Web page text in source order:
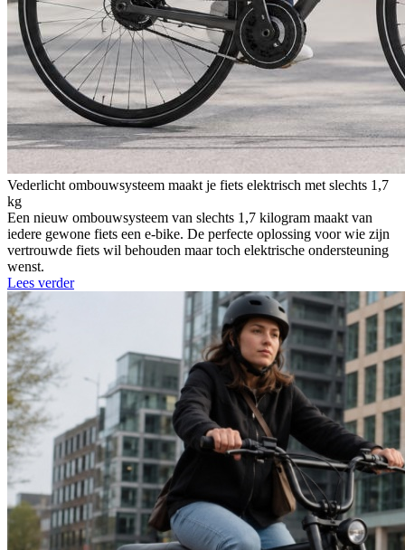
Vederlicht ombouwsysteem maakt je fiets elektrisch met slechts 1,7
kg
Een nieuw ombouwsysteem van slechts 1,7 kilogram maakt van
iedere gewone fiets een e-bike. De perfecte oplossing voor wie zijn
vertrouwde fiets wil behouden maar toch elektrische ondersteuning
wenst.
Lees verder